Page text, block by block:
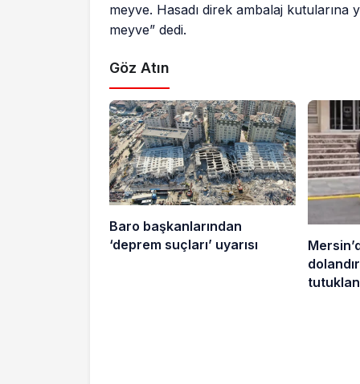
meyve. Hasadı direk ambalaj
meyve” dedi.
Göz Atın
Baro başkanlarından
‘deprem suçları’ uyarısı